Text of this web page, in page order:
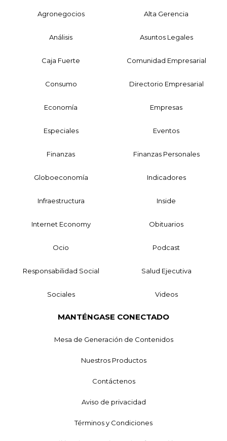
Agronegocios Alta Gerencia
Análisis Asuntos Legales
Caja Fuerte Comunidad Empresarial
Consumo Directorio Empresarial
Economía Empresas
Especiales Eventos
Finanzas Finanzas Personales
Globoeconomía Indicadores
Infraestructura Inside
Internet Economy Obituarios
Ocio Podcast
Responsabilidad Social Salud Ejecutiva
Sociales Videos
MANTÉNGASE CONECTADO
Mesa de Generación de Contenidos
Nuestros Productos
Contáctenos
Aviso de privacidad
Términos y Condiciones